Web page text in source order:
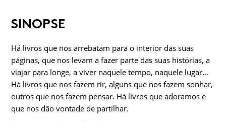
SINOPSE
Há livros que nos arrebatam para o interior das suas
páginas, que nos levam a fazer parte das suas histórias, a
viajar para longe, a viver naquele tempo, naquele lugar…
Há livros que nos fazem rir, alguns que nos fazem sonhar,
outros que nos fazem pensar. Há livros que adoramos e
que nos dão vontade de partilhar.